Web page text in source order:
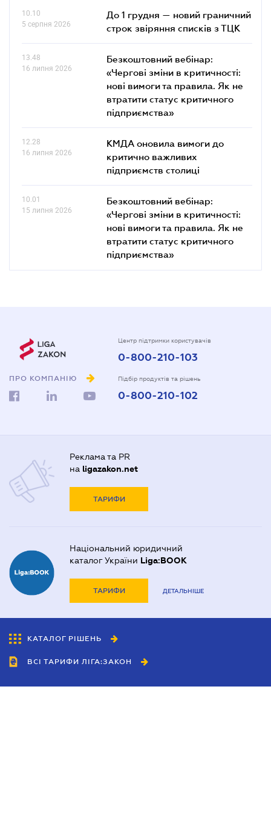
10.10
5 серпня 2026
До 1 грудня — новий граничний
строк звіряння списків з ТЦК
13.48
16 липня 2026
Безкоштовний вебінар:
«Чергові зміни в критичності:
нові вимоги та правила. Як не
втратити статус критичного
підприємства»
12.28
16 липня 2026
КМДА оновила вимоги до
критично важливих
підприємств столиці
10.01
15 липня 2026
Безкоштовний вебінар:
«Чергові зміни в критичності:
нові вимоги та правила. Як не
втратити статус критичного
підприємства»
ПРО КОМПАНІЮ
Центр підтримки користувачів
0-800-210-103
Підбір продуктів та рішень
0-800-210-102
Реклама та PR
на ligazakon.net
ТАРИФИ
Національний юридичний
каталог України Liga:BOOK
ТАРИФИ ДЕТАЛЬНІШЕ
КАТАЛОГ РІШЕНЬ
ВСІ ТАРИФИ ЛІГА:ЗАКОН